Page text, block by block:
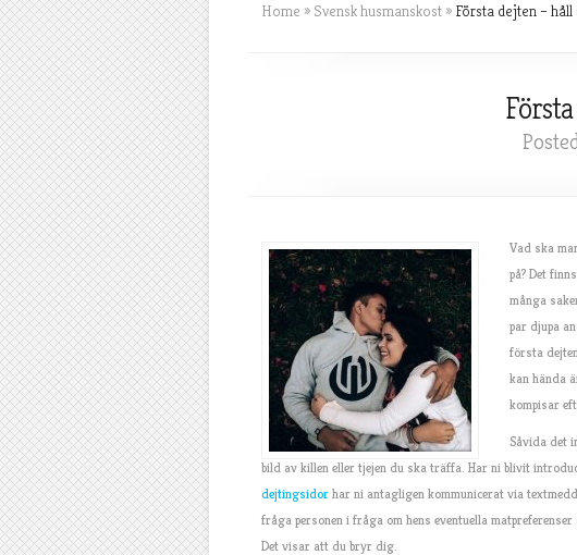
Home » Svensk husmanskost » Första dejten –
Vad ska
på? Det
många
par djupa
första
kan hända
kompisar
Såvida det
bild av killen eller tjejen du ska träffa. Har ni blivit
dejtingsidor har ni antagligen kommunicerat via
fråga personen i fråga om hens eventuella
Det visar att du bryr dig.